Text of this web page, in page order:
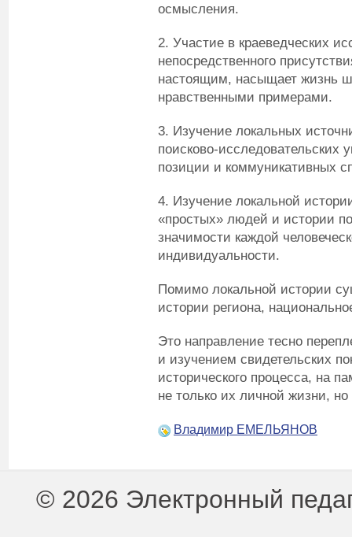
осмысления.
2. Участие в краеведческих
непосредственного
настоящим, насыщает жизнь
нравственными примерами.
3. Изучение локальных
поисково-
позиции и коммуникативных
4. Изучение локальной
«простых» людей и истории
значимости каждой
индивидуальности.
Помимо локальной истории
истории региона,
Это направление тесно
и изучением свидетельских
исторического процесса, на
не только их личной жизни,
Владимир ЕМЕЛЬЯНОВ
© 2026 Электронный